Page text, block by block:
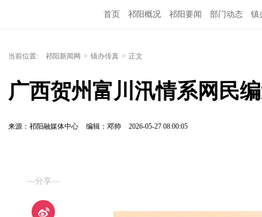
首页 祁阳概况 祁阳要闻 部门动态 镇
当前位置: 祁阳新闻网 > 镇办传真 > 正文
广西贺州富川汛情系网民编
来源：祁阳融媒体中心 编辑：邓帅 2026-05-27 08:00:05
—分享—